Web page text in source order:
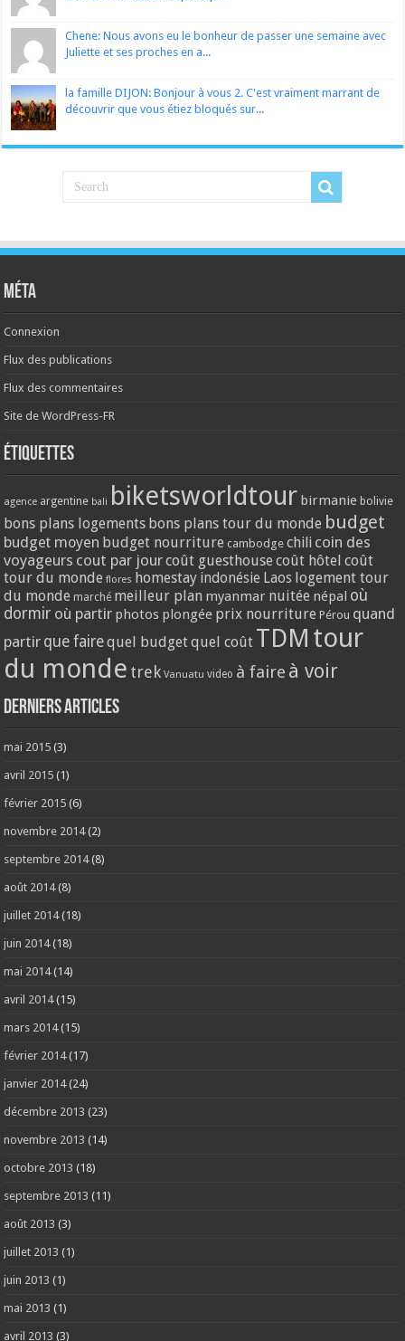
Chene: Nous avons eu le bonheur de passer une semaine avec
Juliette et ses proches en a...
la famille DIJON: Bonjour à vous 2. C'est vraiment marrant de
découvrir que vous étiez bloqués sur...
Méta
Connexion
Flux des publications
Flux des commentaires
Site de WordPress-FR
Étiquettes
agence argentine bali biketsworldtour birmanie bolivie
bons plans logements bons plans tour du monde budget
budget moyen budget nourriture cambodge chili coin des
voyageurs cout par jourcoût guesthouse coût hôtel coût
tour du monde flores homestay indonésie Laos logement tour
du monde marché meilleur plan myanmar nuitée népal où
dormir où partir photos plongée prix nourriture Pérou quand
partir que fairequel budgetquel coût TDM tour
du monde trek Vanuatu video à faire à voir
Derniers articles
mai 2015 (3)
avril 2015 (1)
février 2015 (6)
novembre 2014(2)
septembre 2014(8)
août 2014(8)
juillet 2014(18)
juin 2014(18)
mai 2014(14)
avril 2014(15)
mars 2014(15)
février 2014(17)
janvier 2014(24)
décembre 2013 (23)
novembre 2013 (14)
octobre 2013 (18)
septembre 2013 (11)
août 2013 (3)
juillet 2013 (1)
juin 2013 (1)
mai 2013 (1)
avril 2013 (3)